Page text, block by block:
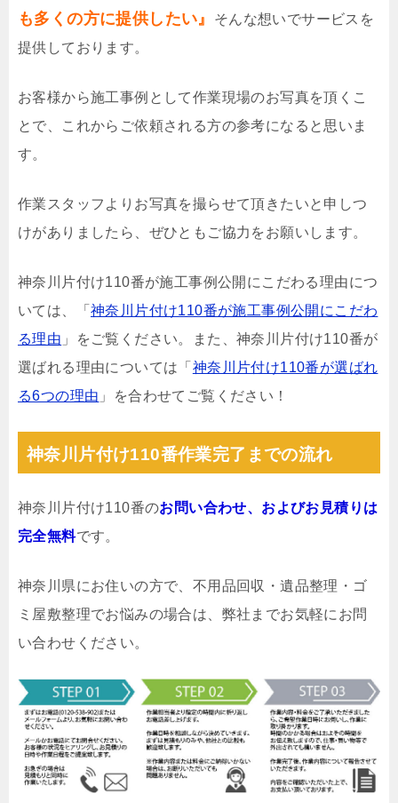
も多くの方に提供したい』
そんな想いでサービスを
提供しております。
お客様から施工事例として作業現場のお写真を頂くこ
とで、これからご依頼される方の参考になると思いま
す。
作業スタッフよりお写真を撮らせて頂きたいと申しつ
けがありましたら、ぜひともご協力をお願いします。
神奈川片付け110番が施工事例公開にこだわる理由につ
いては、「 神奈川片付け110番が施工事例公開にこだわ
る理由 」をご覧ください。また、神奈川片付け110番が
選ばれる理由については「 神奈川片付け110番が選ばれ
る6つの理由 」を合わせてご覧ください！
神奈川片付け110番作業完了までの流れ
神奈川片付け110番のお問い合わせ、およびお見積りは
完全無料です。
神奈川県にお住いの方で、不用品回収・遺品整理・ゴ
ミ屋敷整理でお悩みの場合は、弊社までお気軽にお問
い合わせください。